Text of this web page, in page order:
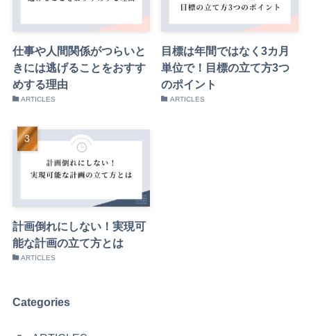
仕事や人間関係がつらいと
きには逃げることをおすす
めする理由
ARTICLES
目標は年間ではなく3カ月
単位で！目標の立て方3つ
のポイント
ARTICLES
計画倒れにしない！実現可
能な計画の立て方とは
ARTICLES
Categories